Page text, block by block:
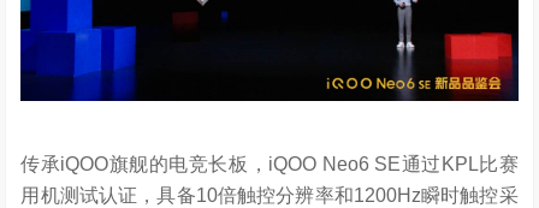
传承iQOO旗舰的电竞长板，iQOO Neo6 SE通过KPL比赛
用机测试认证，具备10倍触控分辨率和1200Hz瞬时触控采